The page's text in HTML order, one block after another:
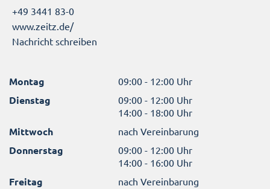
+49 3441 83-0
www.zeitz.de/
Nachricht schreiben
Montag 09:00 - 12:00 Uhr
Dienstag
09:00 - 12:00 Uhr
14:00 - 18:00 Uhr
Mittwoch nach Vereinbarung
Donnerstag
09:00 - 12:00 Uhr
14:00 - 16:00 Uhr
Freitag nach Vereinbarung